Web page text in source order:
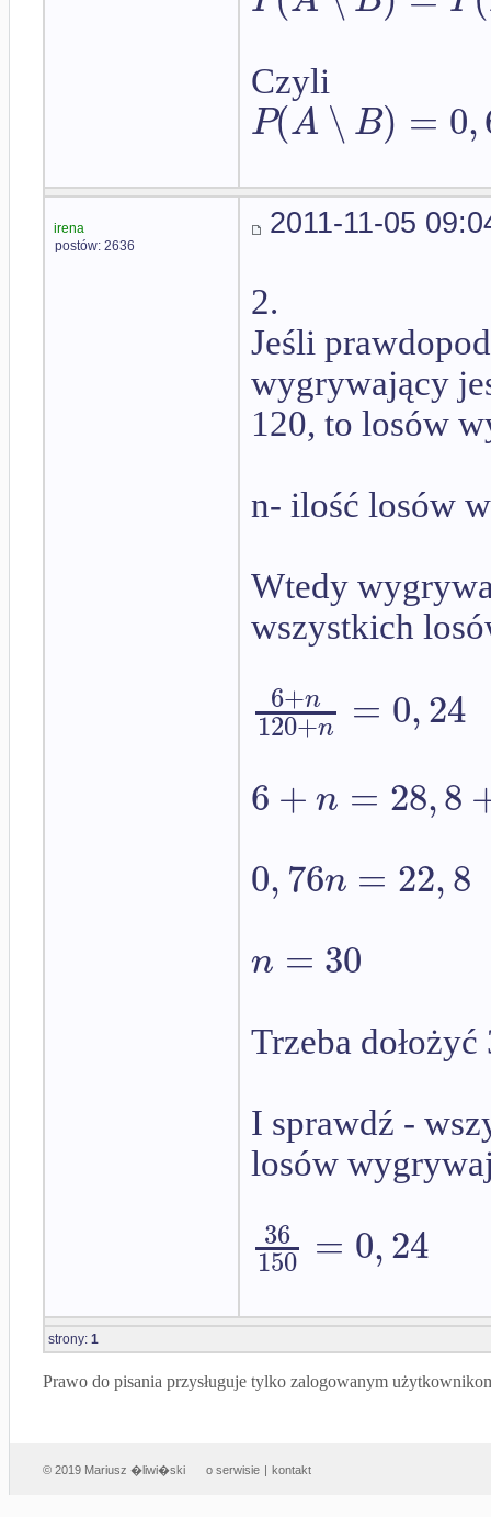
Czyli
P(A ∖ B) = 0,
irena
postów: 2636
2011-11-05
2.
Jeśli
wygrywający
120, to losów
n- ilość losów
Wtedy
wszystkich
6+n
120+n = 0,24
6+ n = 28,8
0,76n = 22,8
n = 30
Trzeba
I sprawdź -
losów
36
150 = 0,24
strony: 1
Prawo do pisania przysługuje tylko zalogowanym
© 2019 Mariusz �liwi�ski o serwisie | kontakt